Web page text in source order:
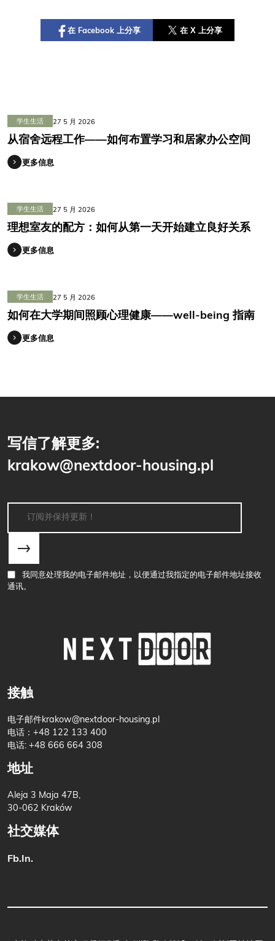
在 Facebook 上分享 在 X 上分享
学生生活 27 5 月 2026
从宿舍远程工作——如何布置学习和居家办公空间
更多信息
学生生活 27 5 月 2026
理想室友的配方：如何从第一天开始建立良好关系
更多信息
学生生活 27 5 月 2026
如何在大学期间照顾心理健康——well-being 指南
更多信息
写信了解更多:
krakow@nextdoor-housing.pl
我同意处理我的电子邮件地址，以便通过我指定的电子邮件地址接收
通讯。
接触
电子邮件krakow@nextdoor-housing.pl
电话： +48 122 133 400
电话: +48 666 664 308
地址
Aleja 3 Maja 47B,
30-062 Kraków
社交媒体
Fb. In.